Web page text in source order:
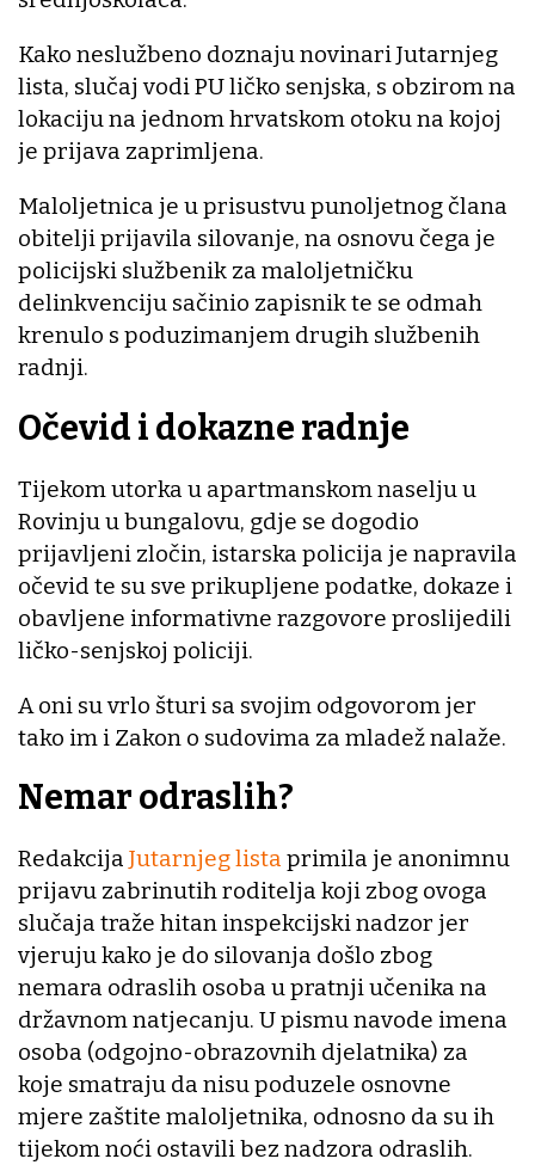
Kako neslužbeno doznaju novinari Jutarnjeg
lista, slučaj vodi PU ličko senjska, s obzirom na
lokaciju na jednom hrvatskom otoku na kojoj
je prijava zaprimljena.
Maloljetnica je u prisustvu punoljetnog člana
obitelji prijavila silovanje, na osnovu čega je
policijski službenik za maloljetničku
delinkvenciju sačinio zapisnik te se odmah
krenulo s poduzimanjem drugih službenih
radnji.
Očevid i dokazne radnje
Tijekom utorka u apartmanskom naselju u
Rovinju u bungalovu, gdje se dogodio
prijavljeni zločin, istarska policija je napravila
očevid te su sve prikupljene podatke, dokaze i
obavljene informativne razgovore proslijedili
ličko-senjskoj policiji.
A oni su vrlo šturi sa svojim odgovorom jer
tako im i Zakon o sudovima za mladež nalaže.
Nemar odraslih?
Redakcija Jutarnjeg lista primila je anonimnu
prijavu zabrinutih roditelja koji zbog ovoga
slučaja traže hitan inspekcijski nadzor jer
vjeruju kako je do silovanja došlo zbog
nemara odraslih osoba u pratnji učenika na
državnom natjecanju. U pismu navode imena
osoba (odgojno-obrazovnih djelatnika) za
koje smatraju da nisu poduzele osnovne
mjere zaštite maloljetnika, odnosno da su ih
tijekom noći ostavili bez nadzora odraslih.